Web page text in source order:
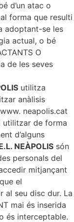
d’un atac o
forma que resulti
adoptant-se les
actual, o bé
O
de les seves
utilitza
anàlisis
neapolis.cat
utilitzar de forma
d’alguns
NEÀPOLIS són
personals del
mitjançant
el
al seu disc dur. La
mai és inserida
és interceptable.